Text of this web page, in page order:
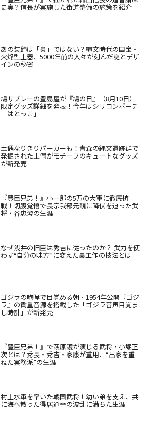
史実？信長が実施した街道整備の施策を紹介
あの装飾は「炎」ではない？縄文時代の国宝・
火焔型土器、5000年前の人々が刻んだ謎とデザ
インの秘密
鳩サブレーの豊島屋が『鳩の日』（8月10日）
限定グッズ詳細を発表！今年はシリコンポーチ
「はとっこ」
土偶なりきりパーカーも！青森の縄文遺跡群で
発掘された土偶がモチーフのキュートなグッズ
が新発売
『豊臣兄弟！』小一郎の5万の大軍に徹底抗
戦！切腹覚悟で長宗我部元親に降伏を迫った武
将・谷忠澄の生涯
なぜ浅井の旧臣は秀吉に従ったのか？ 武力を使
わず“自分の味方”に変えた裏工作の技法とは
ゴジラの咆哮で目覚める朝…1954年公開『ゴジ
ラ』の貴重音源を搭載した「ゴジラ音声目覚ま
し時計」が新発売
『豊臣兄弟！』で萩原護が演じる武将・小堀正
次とは？秀長・秀吉・家康が重用、“出家を重
ねた実務派”の生涯
村上水軍を率いた戦国武将！幼い弟を支え、共
に海へ散った得居通幸の波乱に満ちた生涯